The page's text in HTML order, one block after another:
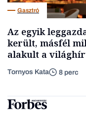
Gasztró
Az egyik
került, másfél
alakult a
Tornyos Kata 8 perc